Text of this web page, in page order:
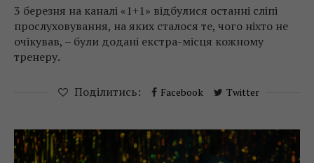
3 березня на каналі «1+1» відбулися останні сліпі
прослуховування, на яких сталося те, чого ніхто не
очікував, – були додані екстра-місця кожному
тренеру.
Поділитись: Facebook Twitter